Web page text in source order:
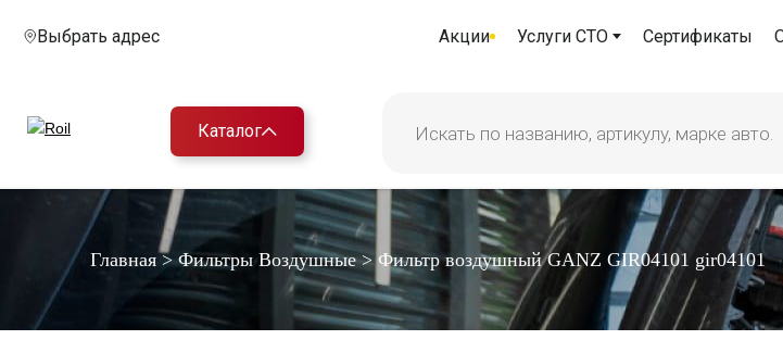
Выбрать адрес Акции Услуги СТО Сертификаты
Каталог
Главная> Фильтры Воздушные> Фильтр воздушный GANZ GIR04101 gir04101